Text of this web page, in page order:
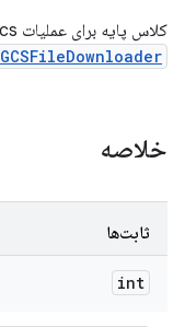
کلاس پایه برای عملیات Gcs مانند دانلود و آپلود.
GCSFileDownloader
خلاصه
ثابت‌ها
int